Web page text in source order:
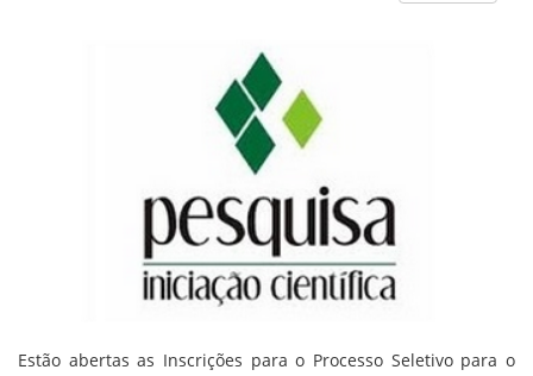
Estão abertas as Inscrições para o Processo Seletivo para o